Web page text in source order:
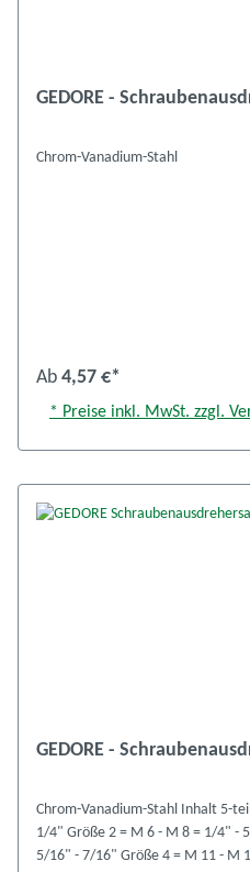
GEDORE -
Chrom-Vanadium-Stahl
Ab 4,57 €*
* Preise inkl. MwSt. zzgl.
GEDORE -
Chrom-Vanadium-Stahl Inhalt 5-teilig: Größe 1 = M 3 - M 6 = 1/8" -
1/4" Größe 2 = M 6 - M 8 = 1/4" - 5/16" Größe 3 = M 8 - M 11 =
5/16" - 7/16" Größe 4 = M 11 - M 14 = 7/16" - 9/16" Größe 5 = M 14